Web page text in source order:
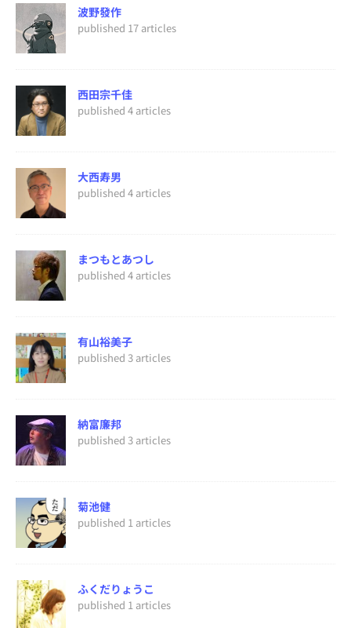
波野發作
published 17 articles
西田宗千佳
published 4 articles
大西寿男
published 4 articles
まつもとあつし
published 4 articles
有山裕美子
published 3 articles
納富廉邦
published 3 articles
菊池健
published 1 articles
ふくだりょうこ
published 1 articles